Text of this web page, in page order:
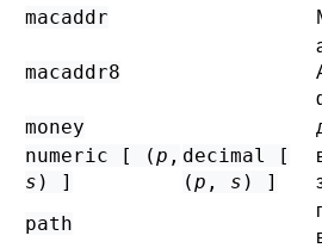
macaddr
macaddr8
money
numeric [ (p ,
s ) ]
decimal [
(p , s ) ]
path